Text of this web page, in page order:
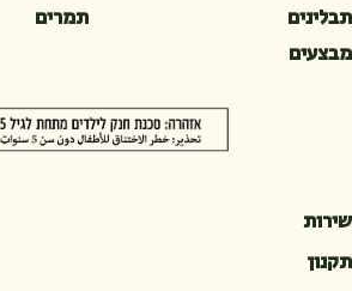
תבלינים
תמרים
מבצעים
שירות
תקנון